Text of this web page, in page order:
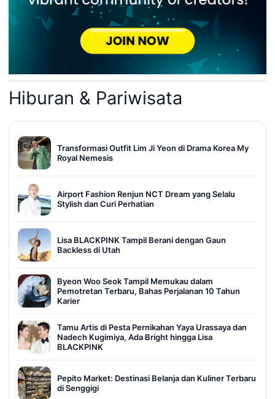
Hiburan & Pariwisata
Transformasi Outfit Lim Ji Yeon di Drama Korea My
Royal Nemesis
Airport Fashion Renjun NCT Dream yang Selalu
Stylish dan Curi Perhatian
Lisa BLACKPINK Tampil Berani dengan Gaun
Backless di Utah
Byeon Woo Seok Tampil Memukau dalam
Pemotretan Terbaru, Bahas Perjalanan 10 Tahun
Karier
Tamu Artis di Pesta Pernikahan Yaya Urassaya dan
Nadech Kugimiya, Ada Bright hingga Lisa
BLACKPINK
Pepito Market: Destinasi Belanja dan Kuliner Terbaru
di Senggigi